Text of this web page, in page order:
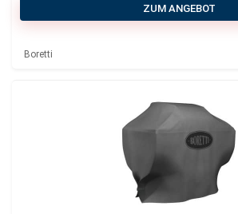
ZUM ANGEBOT
Boretti